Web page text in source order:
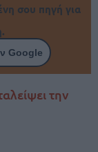
σου πηγή για
Google
την